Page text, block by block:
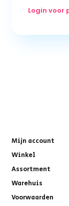
Login voor
Mijn account
Winkel
Assortment
Warehuis
Voorwaarden